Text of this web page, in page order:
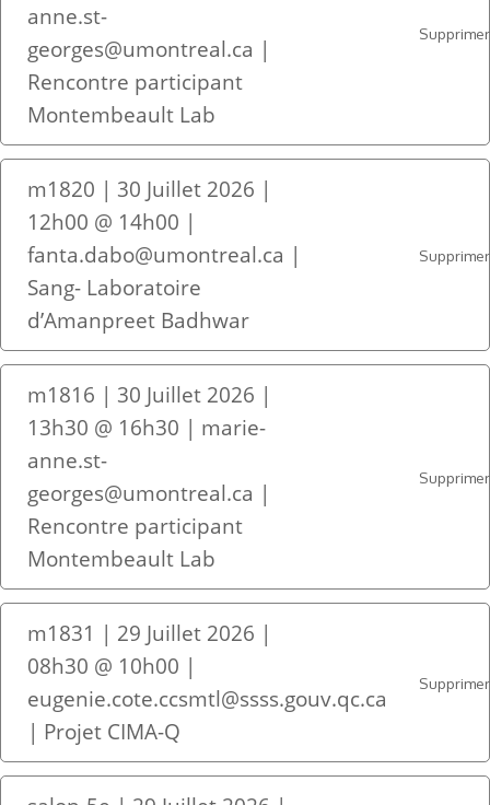
anne.st-
georges@umontreal.ca |
Rencontre participant
Montembeault Lab
Supprimer
m1820 | 30 Juillet 2026 |
12h00 @ 14h00 |
fanta.dabo@umontreal.ca |
Sang- Laboratoire
d’Amanpreet Badhwar
Supprimer
m1816 | 30 Juillet 2026 |
13h30 @ 16h30 | marie-
anne.st-
georges@umontreal.ca |
Rencontre participant
Montembeault Lab
Supprimer
m1831 | 29 Juillet 2026 |
08h30 @ 10h00 |
eugenie.cote.ccsmtl@ssss.gouv.qc.ca
| Projet CIMA-Q
Supprimer